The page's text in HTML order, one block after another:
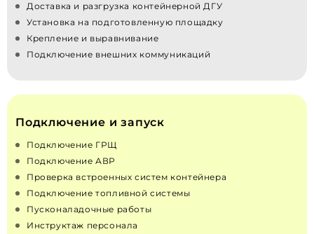
Доставка и разгрузка контейнерной ДГУ
Установка на подготовленную площадку
Крепление и выравнивание
Подключение внешних коммуникаций
Подключение и запуск
Подключение ГРЩ
Подключение АВР
Проверка встроенных систем контейнера
Подключение топливной системы
Пусконаладочные работы
Инструктаж персонала